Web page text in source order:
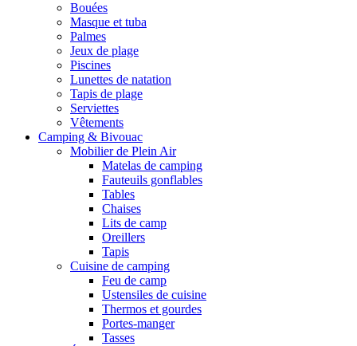
Bouées
Masque et tuba
Palmes
Jeux de plage
Piscines
Lunettes de natation
Tapis de plage
Serviettes
Vêtements
Camping & Bivouac
Mobilier de Plein Air
Matelas de camping
Fauteuils gonflables
Tables
Chaises
Lits de camp
Oreillers
Tapis
Cuisine de camping
Feu de camp
Ustensiles de cuisine
Thermos et gourdes
Portes-manger
Tasses